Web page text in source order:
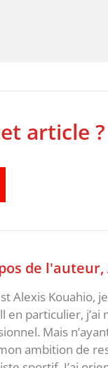
article
de l'auteur,
Alexis Kouahio,
en particulier,
Mais
ambition de